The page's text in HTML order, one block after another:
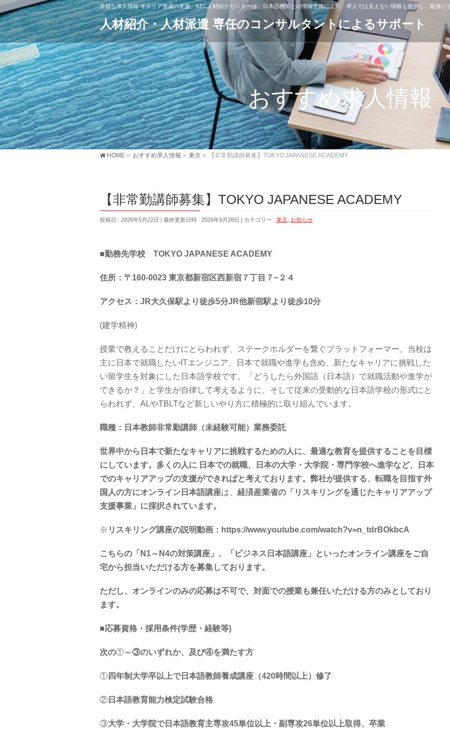
多様な求人情報 キャリア形成の支援。KEC人材紹介センターは、日本語機関との情報交換により、求人では見えない情報も提供し、親身に
人材紹介・人材派遣 専任のコンサルタントによるサポート
おすすめ求人情報
HOME » おすすめ求人情報 » 東京 » 【非常勤講師募集】TOKYO JAPANESE ACADEMY
【非常勤講師募集】TOKYO JAPANESE ACADEMY
投稿日 : 2026年5月22日 最終更新日時 : 2026年5月28日 カテゴリー : 東京 お知らせ
■勤務先学校 TOKYO JAPANESE ACADEMY
住所：〒160-0023 東京都新宿区西新宿７丁目７−２４
アクセス：JR大久保駅より徒歩5分JR他新宿駅より徒歩10分
(建学精神)
授業で教えることだけにとらわれず、ステークホルダーを繋ぐプラットフォーマー。当校は
主に日本で就職したいITエンジニア、日本で就職や進学も含め、新たなキャリアに挑戦した
い留学生を対象にした日本語学校です。「どうしたら外国語（日本語）で就職活動や進学が
できるか？」と学生が自律して考えるように、そして従来の受動的な日本語学校の形式にと
らわれず、ALやTBLTなど新しいやり方に積極的に取り組んでいます。
職種：日本教師非常勤講師（未経験可能）業務委託
世界中から日本で新たなキャリアに挑戦するための人に、最適な教育を提供することを目標
にしています。多くの人に 日本での就職、日本の大学・大学院・専門学校へ進学など、日本
でのキャリアアップの支援ができればと考えております。弊社が提供する、転職を目指す外
国人の方にオンライン日本語講座は、 経済産業省の「リスキリングを通じたキャリアアップ
支援事業」に採択されています。
※ リスキリング講座の説明動画：https://www.youtube.com/watch?v=n_tdrBOkbcA
こちらの「N1～N4の対策講座」、「ビジネス日本語講座」といったオンライン講座をご自
宅から担当いただける方を募集しております。
ただし、オンラインのみの応募は不可で、対面での授業も兼任いただける方のみとしており
ます。
■応募資格・採用条件(学歴・経験等)
次の①～③のいずれか、及び④を満たす方
①四年制大学卒以上で日本語教師養成講座（420時間以上）修了
② 日本語教育能力検定試験合格
③大学・大学院で日本語教育主専攻45単位以上・副専攻26単位以上取得、卒業